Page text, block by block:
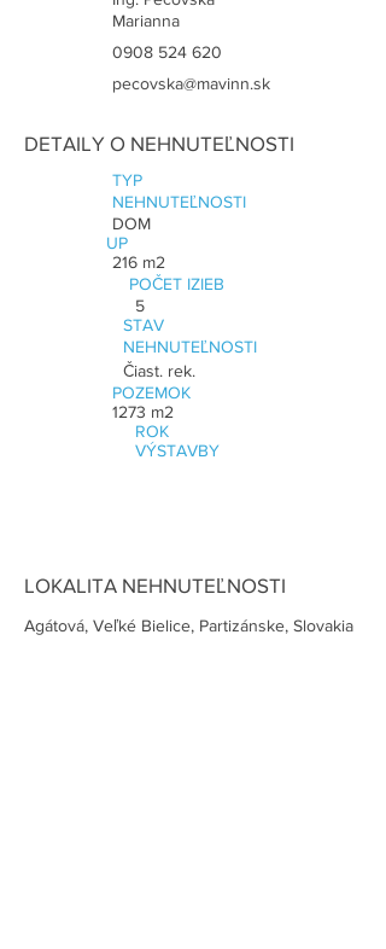
Marianna
0908 524 620
pecovska@mavinn.sk
DETAILY O NEHNUTEĽNOSTI
TYP
NEHNUTEĽNOSTI
DOM
UP
216 m2
POČET IZIEB
5
STAV
NEHNUTEĽNOSTI
Čiast. rek.
POZEMOK
1273 m2
ROK
VÝSTAVBY
LOKALITA NEHNUTEĽNOSTI
Agátová, Veľké Bielice, Partizánske, Slovakia